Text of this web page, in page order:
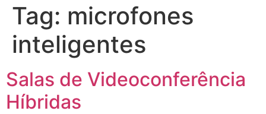
Tag: microfones
inteligentes
Salas de Videoconferência
Híbridas